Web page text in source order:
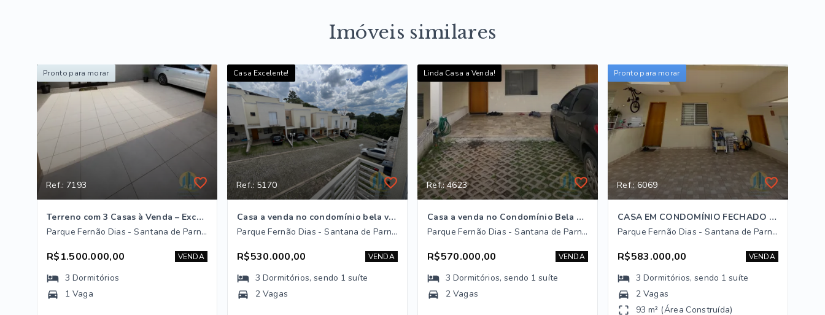
Imóveis similares
Pronto para morar
Ref.: 7193
Terreno com 3 Casas à Venda – Excelente Oportunidade de Investimento
Parque Fernão Dias - Santana de Parnaíba/SP
R$1.500.000,00 VENDA
3 Dormitórios
1 Vaga
Casa Excelente!
Ref.: 5170
Casa a venda no condomínio bela vista
Parque Fernão Dias - Santana de Parnaíba/SP
R$530.000,00 VENDA
3 Dormitórios, sendo 1 suíte
2 Vagas
Linda Casa a Venda!
Ref.: 4623
Casa a venda no Condomínio Bela Vista
Parque Fernão Dias - Santana de Parnaíba/SP
R$570.000,00 VENDA
3 Dormitórios, sendo 1 suíte
2 Vagas
Pronto para morar
Ref.: 6069
CASA EM CONDOMÍNIO FECHADO – SANTANA DE PARNAÍBA/SP
Parque Fernão Dias - Santana de Parnaíba/SP
R$583.000,00 VENDA
3 Dormitórios, sendo 1 suíte
2 Vagas
93 m² (Área Construída)